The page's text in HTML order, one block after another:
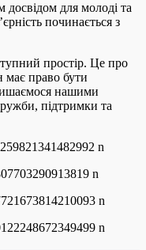
досвідом для молоді та
починається з
простір. Це про
має право бути
нашими
підтримки та